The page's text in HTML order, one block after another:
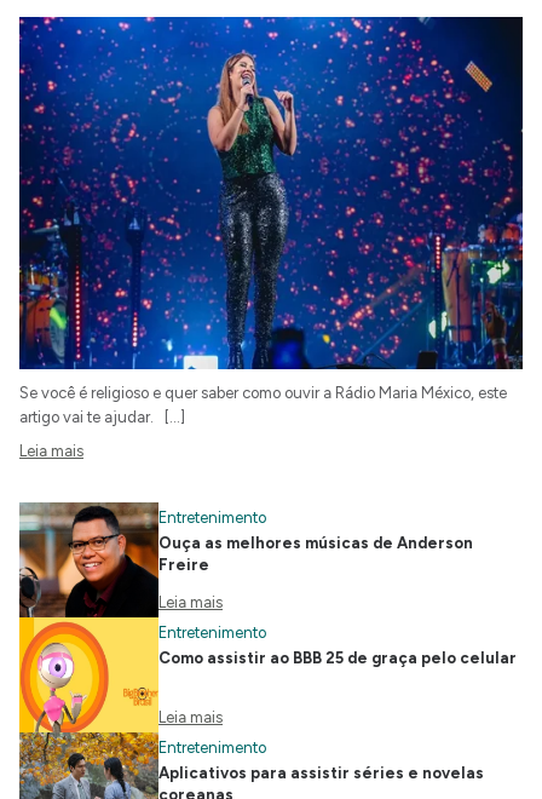
Se você é religioso e quer saber como ouvir a Rádio Maria México, este
artigo vai te ajudar. […]
Leia mais
Entretenimento
Ouça as melhores músicas de Anderson
Freire
Leia mais
Entretenimento
Como assistir ao BBB 25 de graça pelo celular
Leia mais
Entretenimento
Aplicativos para assistir séries e novelas
coreanas